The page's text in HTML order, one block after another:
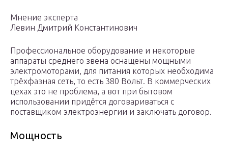
Мнение эксперта
Левин Дмитрий Константинович
Профессиональное оборудование и некоторые
аппараты среднего звена оснащены мощными
электромоторами, для питания которых необходима
трёхфазная сеть, то есть 380 Вольт. В коммерческих
цехах это не проблема, а вот при бытовом
использовании придётся договариваться с
поставщиком электроэнергии и заключать договор.
Мощность